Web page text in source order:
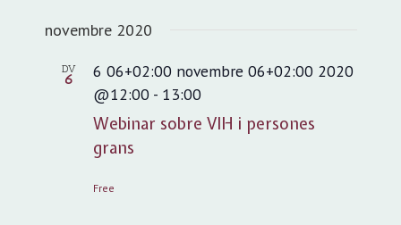
novembre 2020
DV
6
6 06+02:00 novembre 06+02:00 2020
@12:00 - 13:00
Webinar sobre VIH i persones
grans
Free